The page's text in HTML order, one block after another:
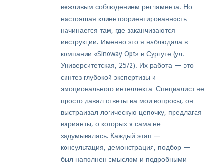
вежливым соблюдением регламента. Но
настоящая клиентоориентированность
начинается там, где заканчиваются
инструкции. Именно это я наблюдала в
компании «Sinoway Opt» в Сургуте (ул.
Университетская, 25/2). Их работа — это
синтез глубокой экспертизы и
эмоционального интеллекта. Специалист не
просто давал ответы на мои вопросы, он
выстраивал логическую цепочку, предлагая
варианты, о которых я сама не
задумывалась. Каждый этап —
консультация, демонстрация, подбор —
был наполнен смыслом и подробными